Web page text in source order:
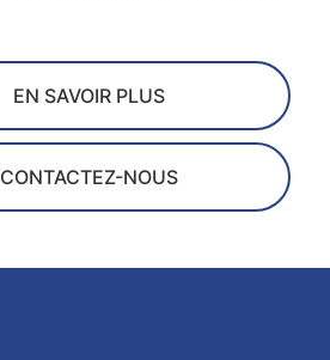
EN SAVOIR PLUS
CONTACTEZ-NOUS